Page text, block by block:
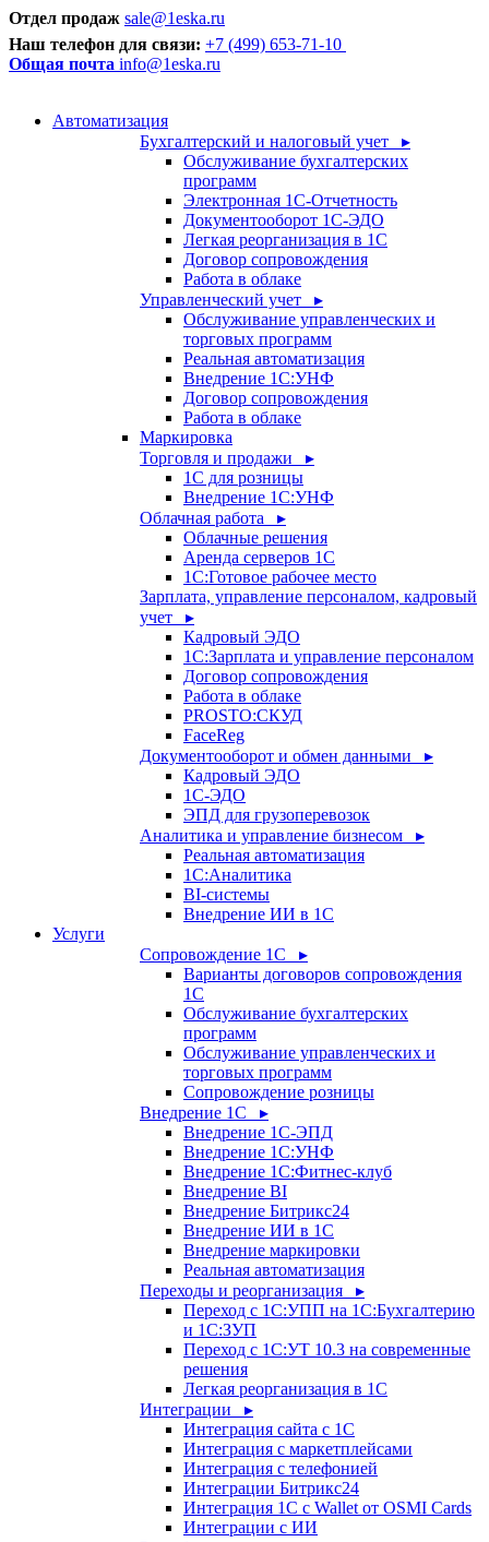
Отдел продаж sale@1eska.ru
Наш телефон для связи: +7 (499) 653-71-10
Общая почта info@1eska.ru
Автоматизация
Бухгалтерский и налоговый учет ▸
Обслуживание бухгалтерских
программ
Электронная 1С-Отчетность
Документооборот 1С-ЭДО
Легкая реорганизация в 1С
Договор сопровождения
Работа в облаке
Управленческий учет ▸
Обслуживание управленческих и
торговых программ
Реальная автоматизация
Внедрение 1С:УНФ
Договор сопровождения
Работа в облаке
Маркировка
Торговля и продажи ▸
1С для розницы
Внедрение 1С:УНФ
Облачная работа ▸
Облачные решения
Аренда серверов 1С
1C:Готовое рабочее место
Зарплата, управление персоналом, кадровый
учет ▸
Кадровый ЭДО
1С:Зарплата и управление персоналом
Договор сопровождения
Работа в облаке
PROSTO:СКУД
FaceReg
Документооборот и обмен данными ▸
Кадровый ЭДО
1С-ЭДО
ЭПД для грузоперевозок
Аналитика и управление бизнесом ▸
Реальная автоматизация
1С:Аналитика
BI-системы
Внедрение ИИ в 1С
Услуги
Сопровождение 1С ▸
Варианты договоров сопровождения
1С
Обслуживание бухгалтерских
программ
Обслуживание управленческих и
торговых программ
Сопровождение розницы
Внедрение 1С ▸
Внедрение 1С-ЭПД
Внедрение 1С:УНФ
Внедрение 1С:Фитнес-клуб
Внедрение BI
Внедрение Битрикс24
Внедрение ИИ в 1С
Внедрение маркировки
Реальная автоматизация
Переходы и реорганизация ▸
Переход с 1С:УПП на 1С:Бухгалтерию
и 1С:ЗУП
Переход с 1С:УТ 10.3 на современные
решения
Легкая реорганизация в 1С
Интеграции ▸
Интеграция сайта с 1С
Интеграция с маркетплейсами
Интеграция с телефонией
Интеграции Битрикс24
Интеграция 1С с Wallet от OSMI Cards
Интеграции с ИИ